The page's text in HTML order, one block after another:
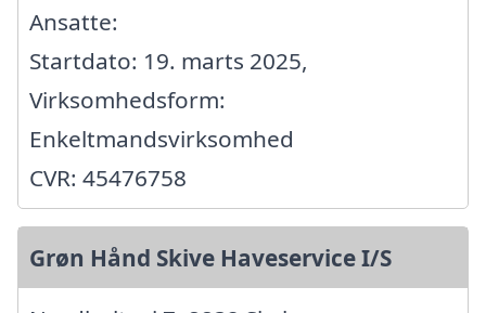
Ansatte:
Startdato: 19. marts 2025,
Virksomhedsform:
Enkeltmandsvirksomhed
CVR: 45476758
Grøn Hånd Skive Haveservice I/S